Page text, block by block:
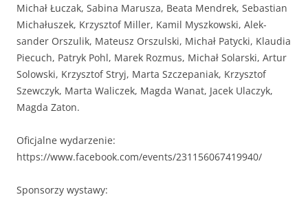
Michał Łuczak, Sabi­na Marusza, Bea­ta Men­drek, Sebas­t­ian
Michałuszek, Krzysztof Miller, Kamil Myszkows­ki, Alek­
sander Orszu­lik, Mateusz Orszul­s­ki, Michał Paty­c­ki, Klau­dia
Piecuch, Patryk Pohl, Marek Roz­mus, Michał Solars­ki, Artur
Solows­ki, Krzysztof Stryj, Mar­ta Szczepa­ni­ak, Krzysztof
Szew­czyk, Mar­ta Wal­iczek, Mag­da Wanat, Jacek Ulaczyk,
Mag­da Zaton.
Ofic­jalne wydarze­nie:
https://www.facebook.com/events/231156067419940/
Spon­sorzy wystawy: